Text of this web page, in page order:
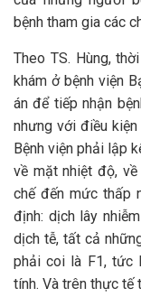
bệnh tham gia các
Theo TS. Hùng,
khám ở bệnh viện
án để tiếp nhận
nhưng với điều
Bệnh viện phải lập
về mặt nhiệt độ,
chế đến mức thấp
định: dịch lây
dịch tễ, tất cả
phải coi là F1, tức
tính. Và trên thực tế